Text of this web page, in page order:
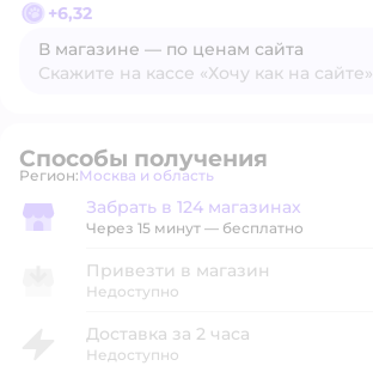
+6,32
В магазине — по ценам сайта
Скажите на кассе «Хочу как на сайте»
Способы получения
Регион: Выбор адреса доставки.
Москва и область
Забрать в магазине
Забрать в 124 магазинах
Через 15 минут — бесплатно
Привезти в магазин
Недоступно
Доставка за 2 часа
Недоступно